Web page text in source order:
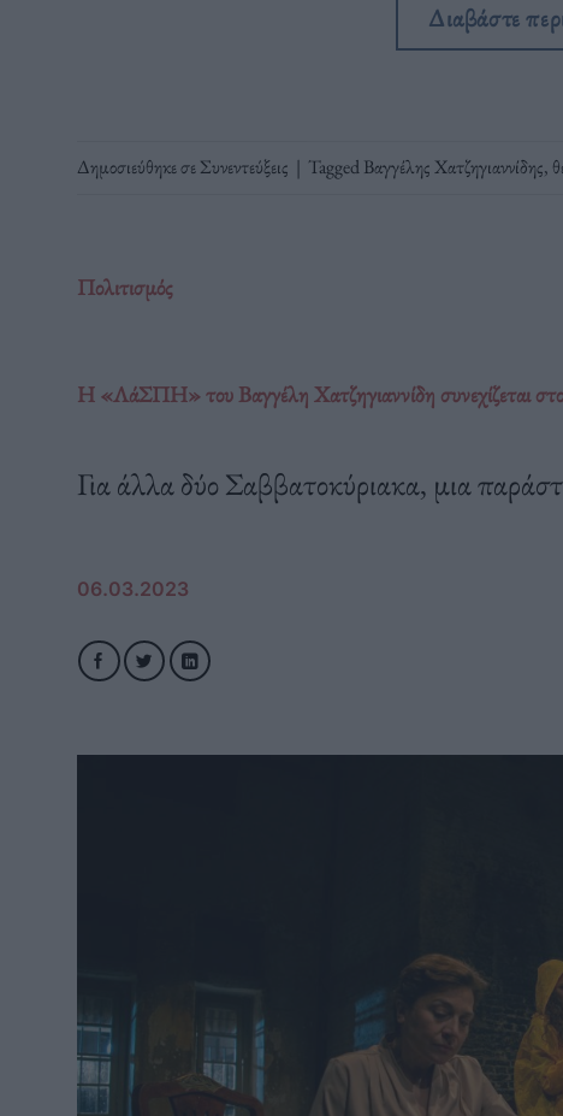
Διαβάστε
Δημοσιεύθηκε σεΣυνεντεύξεις | TaggedΒαγγέλης Χατζηγιαννίδης,
Πολιτισμός
Η «ΛάΣΠΗ» του Βαγγέλη Χατζηγιαννίδη συνεχίζεται
Για άλλα δύο Σαββατοκύριακα, μια
06.03.2023